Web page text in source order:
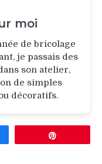
moi
de bricolage
je passais des
son atelier,
de simples
décoratifs.